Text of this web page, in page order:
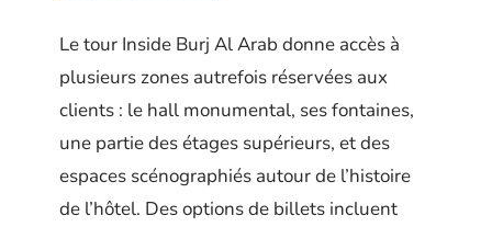
Le tour Inside Burj Al Arab donne accès à
plusieurs zones autrefois réservées aux
clients : le hall monumental, ses fontaines,
une partie des étages supérieurs, et des
espaces scénographiés autour de l’histoire
de l’hôtel. Des options de billets incluent